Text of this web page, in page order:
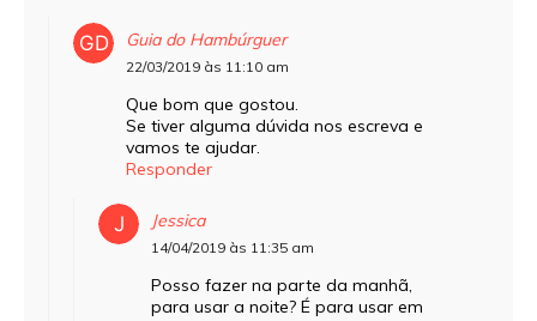
Guia do Hambúrguer
22/03/2019 às 11:10 am
Que bom que gostou.
Se tiver alguma dúvida nos escreva e
vamos te ajudar.
Responder
Jessica
14/04/2019 às 11:35 am
Posso fazer na parte da manhã,
para usar a noite? É para usar em